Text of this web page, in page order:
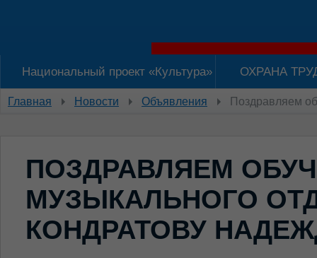
Национальный проект «Культура» ОХРАНА
Главная Новости Объявления Поздравляем
ПОЗДРАВЛЯЕМ
МУЗЫКАЛЬНОГО
КОНДРАТОВУ